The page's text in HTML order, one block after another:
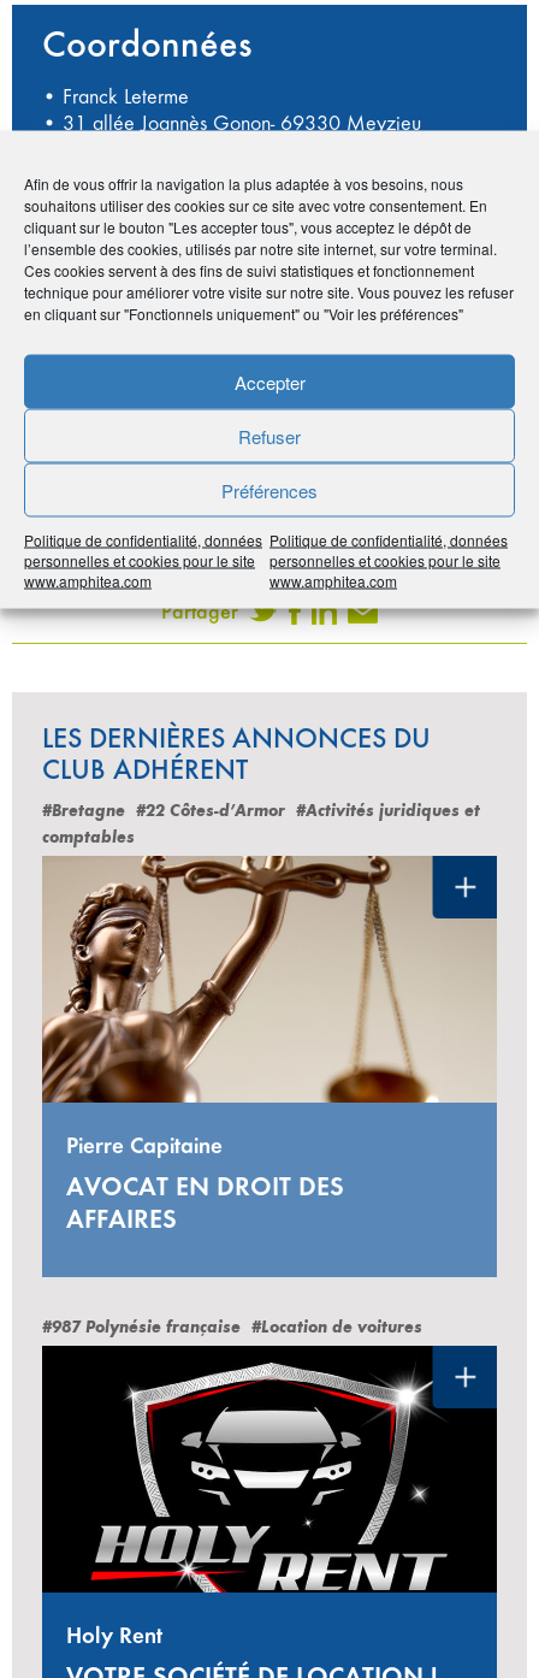
Afin de vous offrir la navigation la plus adaptée à vos besoins, nous
souhaitons utiliser des cookies sur ce site avec votre consentement. En
cliquant sur le bouton "Les accepter tous", vous acceptez le dépôt de
l’ensemble des cookies, utilisés par notre site internet, sur votre terminal.
Ces cookies servent à des fins de suivi statistiques et fonctionnement
technique pour améliorer votre visite sur notre site. Vous pouvez les refuser
en cliquant sur "Fonctionnels uniquement" ou "Voir les préférences"
Accepter
Refuser
Préférences
Politique de confidentialité, données
personnelles et cookies pour le site
www.amphitea.com
Politique de confidentialité, données
personnelles et cookies pour le site
www.amphitea.com
Coordonnées
• Franck Leterme
• 31 allée Joannès Gonon- 69330 Meyzieu
•fleterme@prhi.fr
Avantage adhérents
Module bureautique offert + Gestion automatique "Net-
Entreprises"
Publié le :6 avril 2021
Noter
Imprimer
Partager
LES DERNIÈRES ANNONCES DU
CLUB ADHÉRENT
#Bretagne #22 Côtes-d’Armor #Activités juridiques et
comptables
Pierre Capitaine
AVOCAT EN DROIT DES
AFFAIRES
#987 Polynésie française #Location de voitures
Holy Rent